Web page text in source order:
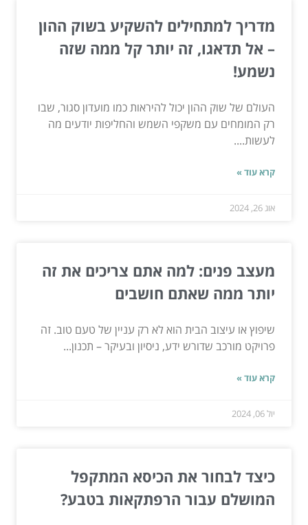
מדריך למתחילים להשקיע בשוק ההון
– אל תדאגו, זה יותר קל ממה שזה
נשמע!
העולם של שוק ההון יכול להיראות כמו מועדון סגור, שבו
רק המומחים עם משקפי השמש והחליפות יודעים מה
לעשות....
קרא עוד »
אוג 26, 2024
מעצב פנים: למה אתם צריכים את זה
יותר ממה שאתם חושבים
שיפוץ או עיצוב הבית הוא לא רק עניין של טעם טוב. זה
פרויקט מורכב שדורש ידע, ניסיון ובעיקר – תכנון...
קרא עוד »
יול 06, 2024
כיצד לבחור את הכיסא המתקפל
המושלם עבור הרפתקאות בטבע?